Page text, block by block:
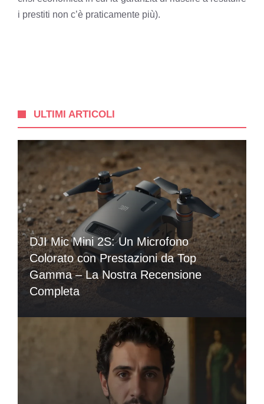
i prestiti non c’è praticamente più).
ULTIMI ARTICOLI
DJI Mic Mini 2S: Un Microfono
Colorato con Prestazioni da Top
Gamma – La Nostra Recensione
Completa